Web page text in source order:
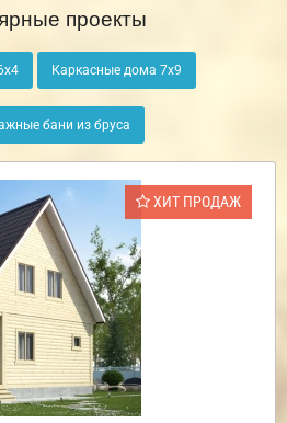
проекты
Каркасные дома 7х9
бани из бруса
ХИТ ПРОДАЖ